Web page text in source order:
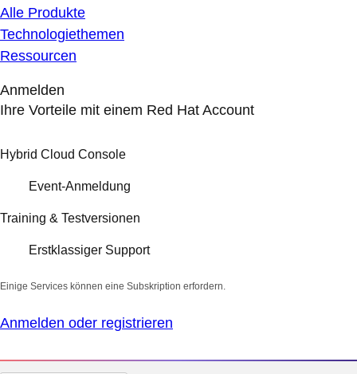
Alle Produkte
Technologiethemen
Ressourcen
Anmelden
Ihre Vorteile mit einem Red Hat Account
Hybrid Cloud Console
Event-Anmeldung
Training & Testversionen
Erstklassiger Support
Einige Services können eine Subskription erfordern.
Anmelden oder registrieren